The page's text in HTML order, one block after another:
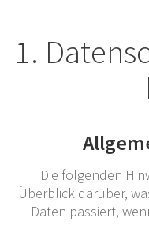
1.
Die folgenden
Überblick darüber,
Daten passiert,